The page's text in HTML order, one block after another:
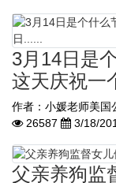
3月14日是
这天庆祝一
作者：小媛老师美国
26587
3/18/
父亲养狗监